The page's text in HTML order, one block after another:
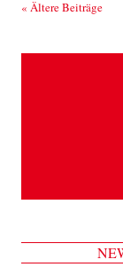
Beitrags-Navigation
« Ältere Beiträge